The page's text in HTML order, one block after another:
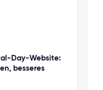
Day-Website:
besseres